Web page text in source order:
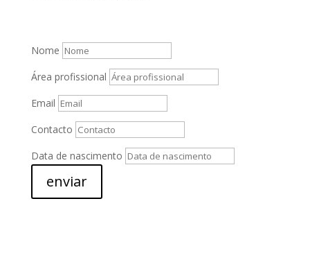
Nome
Área profissional
Email
Contacto
Data de nascimento
enviar